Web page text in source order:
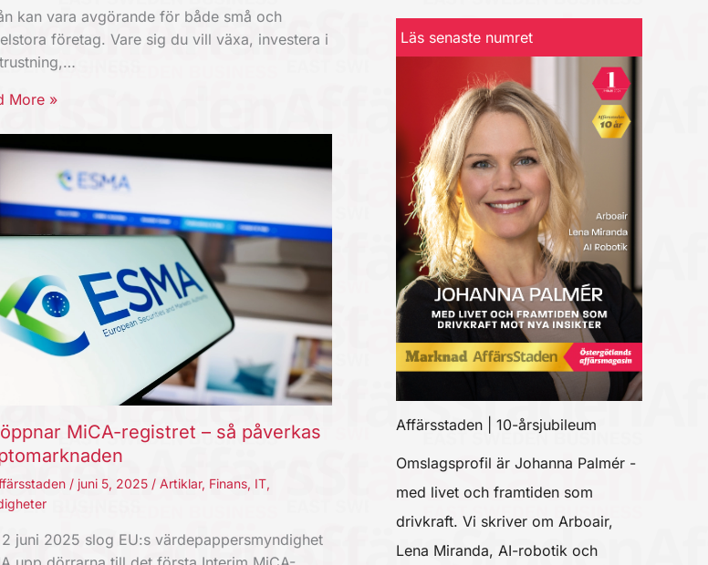
kan vara avgörande för både små och
företag. Vare sig du vill växa, investera i
More »
MiCA-registret – så påverkas
/ juni 5, 2025 / Artiklar, Finans, IT,
2 juni 2025 slog EU:s värdepappersmyndighet
Läs senaste numret
Affärsstaden | 10-årsjubileum
Omslagsprofil är Johanna Palmér -
med livet och framtiden som
drivkraft. Vi skriver om Arboair,
Lena Miranda, AI-robotik och